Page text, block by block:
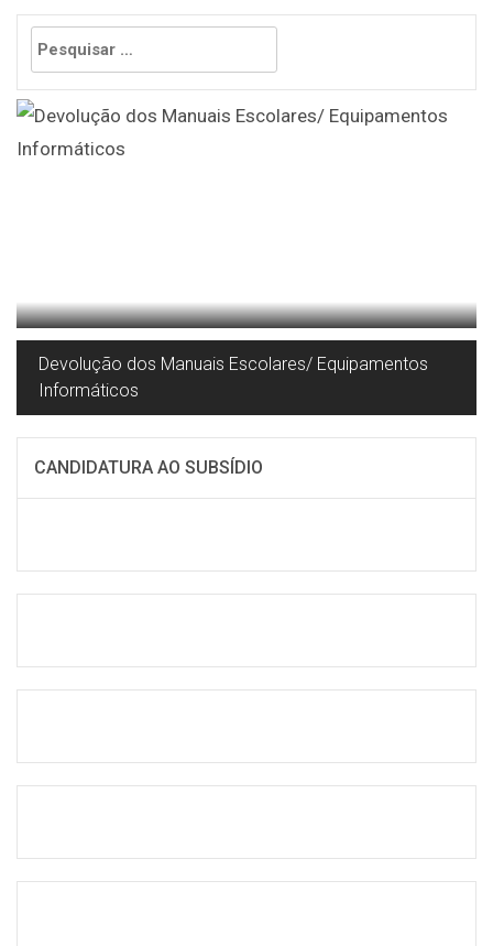
Pesquisar
Devolução dos Manuais Escolares/ Equipamentos
Informáticos
CANDIDATURA AO SUBSÍDIO